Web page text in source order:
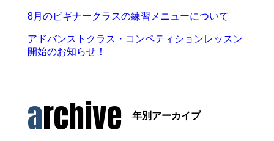
8月のビギナークラスの練習メニューについて
アドバンストクラス・コンペティションレッスン
開始のお知らせ！
archive 年別アーカイブ